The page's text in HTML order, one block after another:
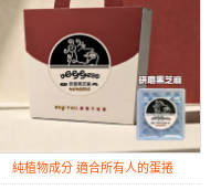
純植物成分 適合所有人的蛋捲